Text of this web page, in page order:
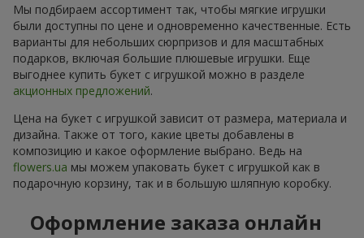
Мы подбираем ассортимент так, чтобы мягкие игрушки
были доступны по цене и одновременно качественные. Есть
варианты для небольших сюрпризов и для масштабных
подарков, включая большие плюшевые игрушки. Еще
выгоднее купить букет с игрушкой можно в разделе
акционных предложений.
Цена на букет с игрушкой зависит от размера, материала и
дизайна. Также от того, какие цветы добавлены в
композицию и какое оформление выбрано. Ведь на
flowers.ua мы можем упаковать букет с игрушкой как в
подарочную корзину, так и в большую шляпную коробку.
Оформление заказа онлайн